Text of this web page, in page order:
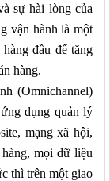
sự hài lòng của
vận hành là một
đầu để tăng
hàng.
(Omnichannel)
dụng quản lý
mạng xã hội,
mọi dữ liệu
thì trên một giao